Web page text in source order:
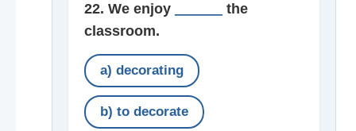
22. We enjoy
the
classroom.
a) decorating
b) to decorate